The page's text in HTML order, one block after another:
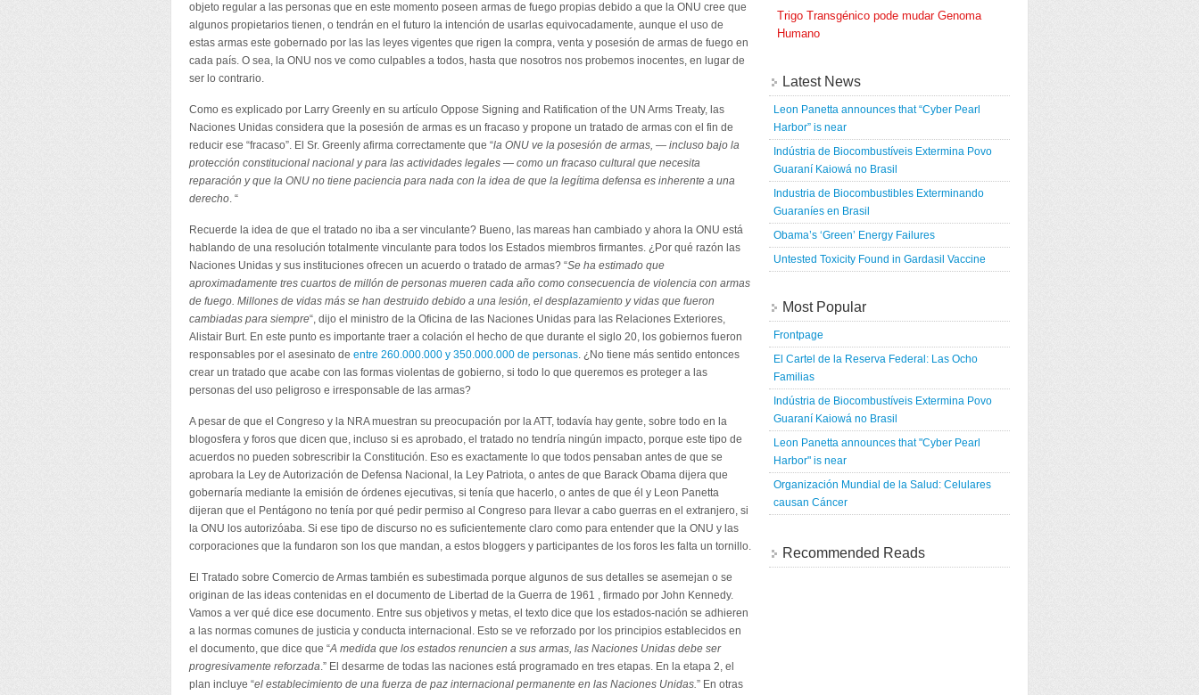
objeto regular a las personas que en este momento poseen armas de fuego propias debido a que la ONU cree que
algunos propietarios tienen, o tendrán en el futuro la intención de usarlas equivocadamente, aunque el uso de
estas armas este gobernado por las las leyes vigentes que rigen la compra, venta y posesión de armas de fuego en
cada país. O sea, la ONU nos ve como culpables a todos, hasta que nosotros nos probemos inocentes, en lugar de
ser lo contrario.
Como es explicado por Larry Greenly en su artículo Oppose Signing and Ratification of the UN Arms Treaty, las
Naciones Unidas considera que la posesión de armas es un fracaso y propone un tratado de armas con el fin de
reducir ese “fracaso”. El Sr. Greenly afirma correctamente que “la ONU ve la posesión de armas, — incluso bajo la
protección constitucional nacional y para las actividades legales — como un fracaso cultural que necesita
reparación y que la ONU no tiene paciencia para nada con la idea de que la legítima defensa es inherente a una
derecho. “
Recuerde la idea de que el tratado no iba a ser vinculante? Bueno, las mareas han cambiado y ahora la ONU está
hablando de una resolución totalmente vinculante para todos los Estados miembros firmantes. ¿Por qué razón las
Naciones Unidas y sus instituciones ofrecen un acuerdo o tratado de armas? “Se ha estimado que
aproximadamente tres cuartos de millón de personas mueren cada año como consecuencia de violencia con armas
de fuego. Millones de vidas más se han destruido debido a una lesión, el desplazamiento y vidas que fueron
cambiadas para siempre“, dijo el ministro de la Oficina de las Naciones Unidas para las Relaciones Exteriores,
Alistair Burt. En este punto es importante traer a colación el hecho de que durante el siglo 20, los gobiernos fueron
responsables por el asesinato de entre 260.000.000 y 350.000.000 de personas. ¿No tiene más sentido entonces
crear un tratado que acabe con las formas violentas de gobierno, si todo lo que queremos es proteger a las
personas del uso peligroso e irresponsable de las armas?
A pesar de que el Congreso y la NRA muestran su preocupación por la ATT, todavía hay gente, sobre todo en la
blogosfera y foros que dicen que, incluso si es aprobado, el tratado no tendría ningún impacto, porque este tipo de
acuerdos no pueden sobrescribir la Constitución. Eso es exactamente lo que todos pensaban antes de que se
aprobara la Ley de Autorización de Defensa Nacional, la Ley Patriota, o antes de que Barack Obama dijera que
gobernaría mediante la emisión de órdenes ejecutivas, si tenía que hacerlo, o antes de que él y Leon Panetta
dijeran que el Pentágono no tenía por qué pedir permiso al Congreso para llevar a cabo guerras en el extranjero, si
la ONU los autorizóaba. Si ese tipo de discurso no es suficientemente claro como para entender que la ONU y las
corporaciones que la fundaron son los que mandan, a estos bloggers y participantes de los foros les falta un tornillo.
El Tratado sobre Comercio de Armas también es subestimada porque algunos de sus detalles se asemejan o se
originan de las ideas contenidas en el documento de Libertad de la Guerra de 1961 , firmado por John Kennedy.
Vamos a ver qué dice ese documento. Entre sus objetivos y metas, el texto dice que los estados-nación se adhieren
a las normas comunes de justicia y conducta internacional. Esto se ve reforzado por los principios establecidos en
el documento, que dice que “A medida que los estados renuncien a sus armas, las Naciones Unidas debe ser
progresivamente reforzada.” El desarme de todas las naciones está programado en tres etapas. En la etapa 2, el
plan incluye “el establecimiento de una fuerza de paz internacional permanente en las Naciones Unidas.” En otras
Trigo Transgénico pode mudar Genoma
Humano
Latest News
Leon Panetta announces that “Cyber Pearl
Harbor” is near
Indústria de Biocombustíveis Extermina Povo
Guaraní Kaiowá no Brasil
Industria de Biocombustibles Exterminando
Guaraníes en Brasil
Obama’s ‘Green’ Energy Failures
Untested Toxicity Found in Gardasil Vaccine
Most Popular
Frontpage
El Cartel de la Reserva Federal: Las Ocho
Familias
Indústria de Biocombustíveis Extermina Povo
Guaraní Kaiowá no Brasil
Leon Panetta announces that "Cyber Pearl
Harbor" is near
Organización Mundial de la Salud: Celulares
causan Cáncer
Recommended Reads